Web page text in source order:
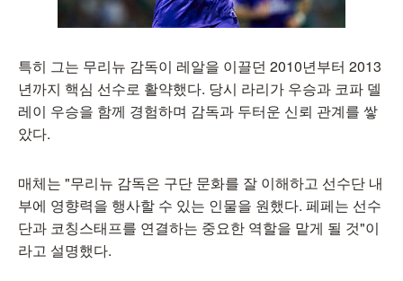
특히 그는 무리뉴 감독이 레알을 이끌던 2010년부터 2013
년까지 핵심 선수로 활약했다. 당시 라리가 우승과 코파 델
레이 우승을 함께 경험하며 감독과 두터운 신뢰 관계를 쌓
았다.
매체는 "무리뉴 감독은 구단 문화를 잘 이해하고 선수단 내
부에 영향력을 행사할 수 있는 인물을 원했다. 페페는 선수
단과 코칭스태프를 연결하는 중요한 역할을 맡게 될 것"이
라고 설명했다.